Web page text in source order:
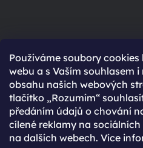
Používáme soubory
webu a s Vaším souhlasem
obsahu našich webových
tlačítko „Rozumím“
předáním údajů o chování
cílené reklamy na
na dalších webech. Více
Ještě nemáte účet?
Rychlejší nákup díky
Přehled o stavu objednávky
Kompletní historie objednávek
Speciální akce, novinky a